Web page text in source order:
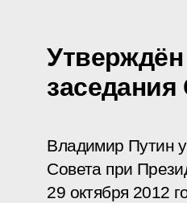
Владимир Путин
Совета при
29 октября 2012